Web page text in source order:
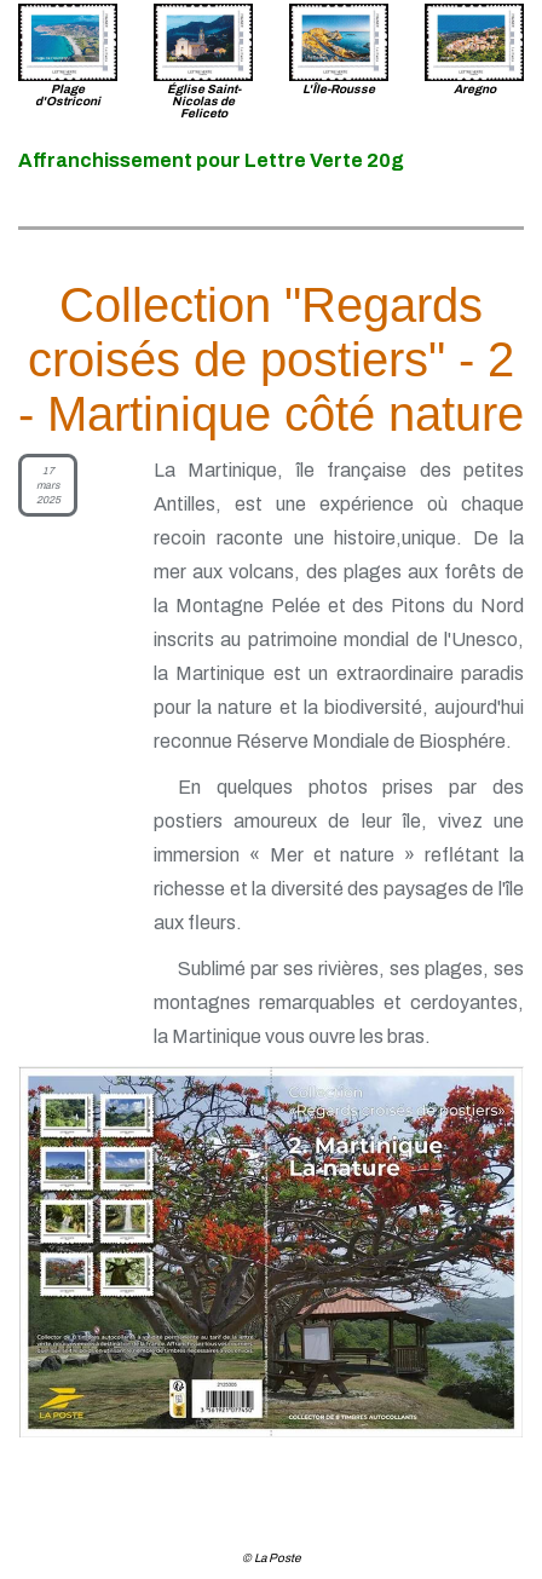
Plage
d'Ostriconi
Église Saint-
Nicolas de
Feliceto
L'Île-Rousse Aregno
Affranchissement pour Lettre Verte 20g
Collection "Regards
croisés de postiers" - 2
- Martinique côté nature
17
mars
2025
La Martinique, île française des petites
Antilles, est une expérience où chaque
recoin raconte une histoire,unique. De la
mer aux volcans, des plages aux forêts de
la Montagne Pelée et des Pitons du Nord
inscrits au patrimoine mondial de l'Unesco,
la Martinique est un extraordinaire paradis
pour la nature et la biodiversité, aujourd'hui
reconnue Réserve Mondiale de Biosphére.
En quelques photos prises par des
postiers amoureux de leur île, vivez une
immersion « Mer et nature » reflétant la
richesse et la diversité des paysages de l'île
aux fleurs.
Sublimé par ses rivières, ses plages, ses
montagnes remarquables et cerdoyantes,
la Martinique vous ouvre les bras.
© La Poste